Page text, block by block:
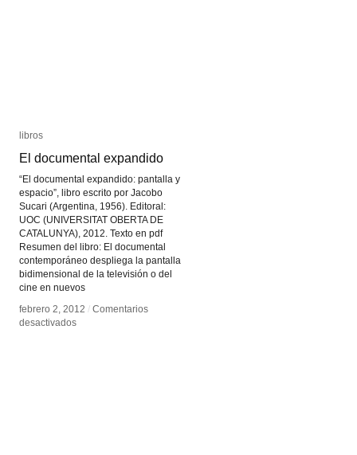
libros
El documental expandido
“El documental expandido: pantalla y
espacio”, libro escrito por Jacobo
Sucari (Argentina, 1956). Editoral:
UOC (UNIVERSITAT OBERTA DE
CATALUNYA), 2012. Texto en pdf
Resumen del libro: El documental
contemporáneo despliega la pantalla
bidimensional de la televisión o del
cine en nuevos
febrero 2, 2012 / Comentarios
desactivadosen
libros
El documental expandido
febrero 2, 2012 / Comentarios
desactivadosen